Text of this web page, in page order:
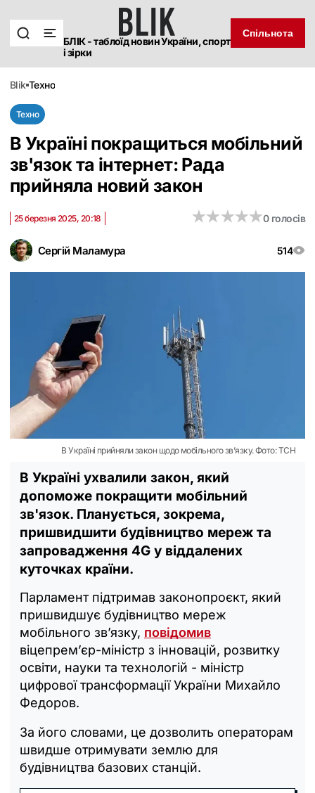
БЛІК - таблоїд новин України, спорт
і зірки
Спільнота
blik техно
Техно
В Україні покращиться мобільний
зв'язок та інтернет: Рада
прийняла новий закон
Сергій Маламура 514
25 березня 2025, 20:18 ★★★★★
★★★★★0 голосів
В Україні прийняли закон щодо мобільного зв’язку. Фото: ТСН
В Україні ухвалили закон, який
допоможе покращити мобільний
зв'язок. Планується, зокрема,
пришвидшити будівництво мереж та
запровадження 4G у віддалених
куточках країни.
Парламент підтримав законопроєкт, який
пришвидшує будівництво мереж
мобільного звʼязку, повідомив
віцепрем’єр-міністр з інновацій, розвитку
освіти, науки та технологій - міністр
цифрової трансформації України Михайло
Федоров.
За його словами, це дозволить операторам
швидше отримувати землю для
будівництва базових станцій.